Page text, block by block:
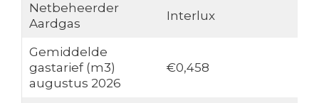
Netbeheerder
Aardgas
Interlux
Gemiddelde
gastarief (m3)
augustus 2026
€0,458